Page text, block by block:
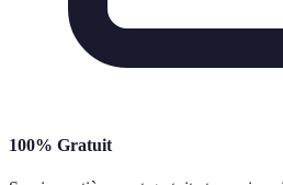
100% Gratuit